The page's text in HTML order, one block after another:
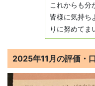
これからも分
皆様に気持ち
りに努めてま
2025年11月の評価・